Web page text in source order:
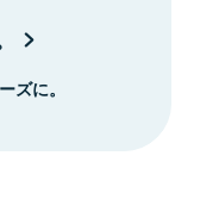
ズに。